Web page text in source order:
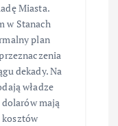
Miasta.
w Stanach
plan
dekady. Na
władze
mają